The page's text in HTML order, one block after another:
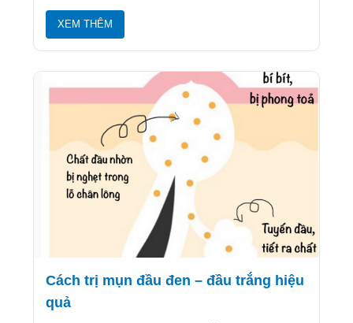
XEM THÊM
Cách trị mụn đầu đen – đầu trắng hiệu
quả